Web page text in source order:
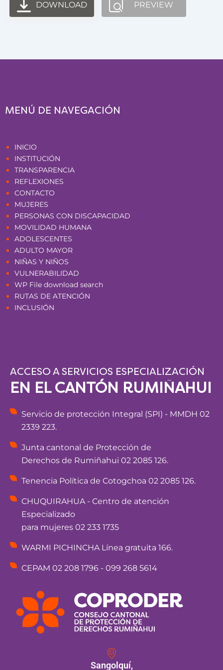
DOWNLOAD PREVIEW
MENÚ DE NAVEGACIÓN
INICIO
INSTITUCIÓN
TRANSPARENCIA
REFLEXIONES
CONTACTO
MUJERES
PERSONAS CON DISCAPACIDAD
MOVILIDAD HUMANA
ADOLESCENTES
ADULTO MAYOR
NIÑAS Y NIÑOS
VULNERABILIDAD
WP File download search
RUTAS DE ATENCIÓN
INCLUSIÓN
ACCESO A SERVICIOS ESPECIALIZACIÓN
EN EL CANTÓN RUMIÑAHUI
Servicio de protección Integral (SPI) - MMDH 02
2339 223.
Junta cantonal de Protección de
Derechos de Rumiñahui 02 2085 126.
Tenencia Política de Cotogchoa 02 2085 126.
CHUQUIRAHUA - Centro de atención
Especializado
para mujeres 02 233 1735
WARMI PICHINCHA Línea gratuita 166.
CEPAM 02 208 1796 - 099 268 5614
Sangolquí,